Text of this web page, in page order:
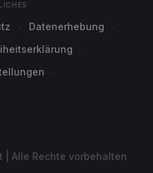
Datenerhebung
Alle Rechte vorbehalten